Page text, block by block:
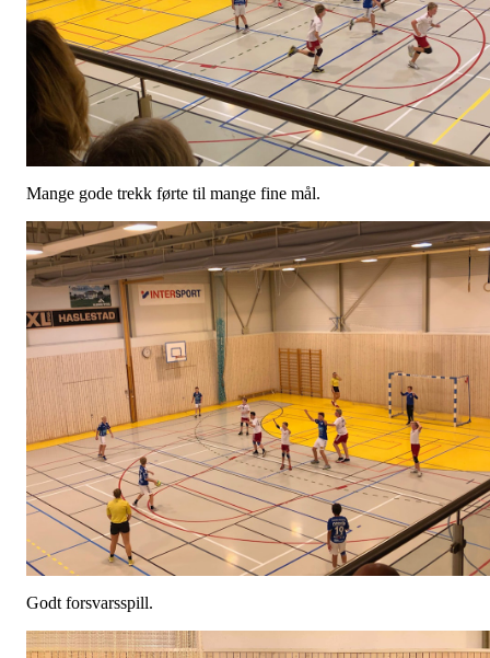
Mange gode trekk førte til mange fine mål.
Godt forsvarsspill.